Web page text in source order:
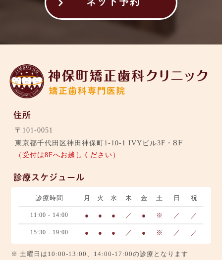
住所
〒101-0051
東京都千代田区神田神保町1-10-1 IVYビル3F・8F
（受付は8Fへお越しください）
診療スケジュール
診療時間 月 火 水 木 金 土 日 祝
11:00 - 14:00 ● ● ● ／ ● ※ ／ ／
15:30 - 19:00 ● ● ● ／ ● ※ ／ ／
※ 土曜日は10:00-13:00、14:00-17:00の診療となります